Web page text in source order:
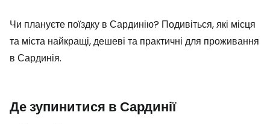
Чи плануєте поїздку в Сардинію? Подивіться, які місця
та міста найкращі, дешеві та практичні для проживання
в Сардинія.
Де зупинитися в Сардинії